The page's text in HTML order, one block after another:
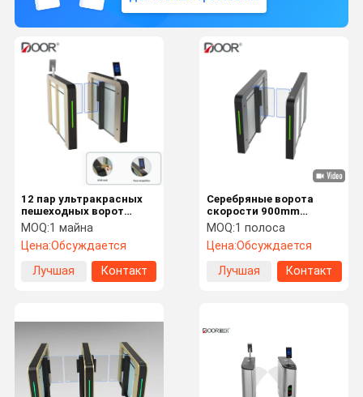
Серебряные ворота
скорости 900mm
турникета с
ограниченными
возможностями для
MOQ:1 полоса
Цена:Обсуждается
Лучшая
Контакт
12 пар ультракрасных
пешеходных ворот
скорости турникета с
распознаванием лиц
MOQ:1 майна
Цена:Обсуждается
Лучшая
Контакт